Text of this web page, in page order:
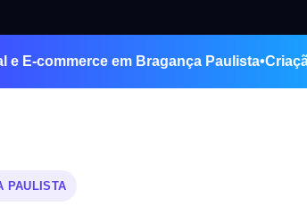
Virtual e E-commerce em Bragança Paulista
PAULISTA